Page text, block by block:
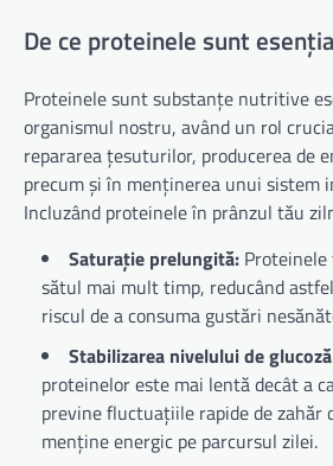
De ce proteinele sunt
Proteinele sunt substanțe nutritive
organismul nostru, având un rol
repararea țesuturilor, producerea de
precum și în menținerea unui sistem
Incluzând proteinele în prânzul tău
Saturație prelungită:
sătul mai mult timp, reducând
riscul de a consuma gustări
Stabilizarea nivelului de
proteinelor este mai lentă decât a
previne fluctuațiile rapide de zahăr
menține energic pe parcursul zilei.